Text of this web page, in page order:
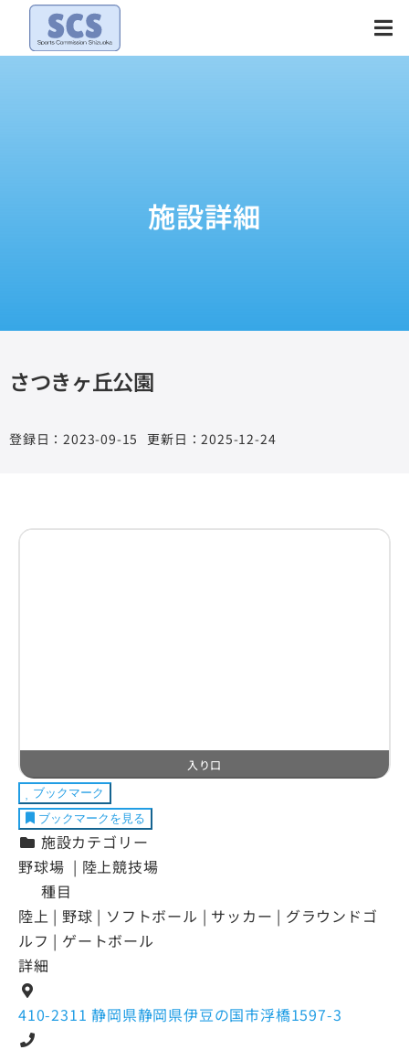
Skip
content
施設詳細
さつきヶ丘公園
2023-09-15 更新日：2025-12-24
入り口
ブックマーク
ブックマークを見る
施設カテゴリー
野球場 | 陸上競技場
種目
陸上 | 野球 | ソフトボール | サッカー | グラウンドゴ
ルフ | ゲートボール
詳細
410-2311 静岡県静岡県伊豆の国市浮橋1597-3